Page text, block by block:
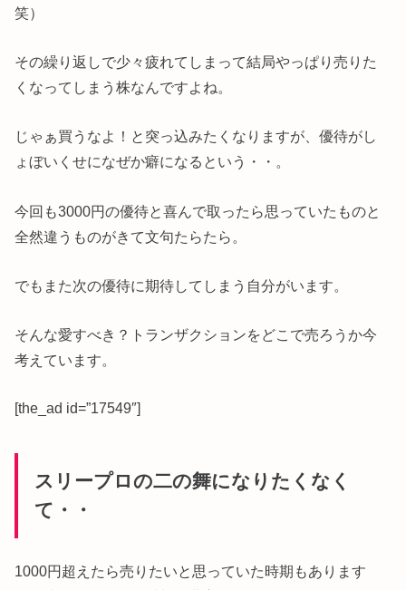
笑）
その繰り返しで少々疲れてしまって結局やっぱり売りた
くなってしまう株なんですよね。
じゃぁ買うなよ！と突っ込みたくなりますが、優待がし
ょぼいくせになぜか癖になるという・・。
今回も3000円の優待と喜んで取ったら思っていたものと
全然違うものがきて文句たらたら。
でもまた次の優待に期待してしまう自分がいます。
そんな愛すべき？トランザクションをどこで売ろうか今
考えています。
[the_ad id=”17549″]
スリープロの二の舞になりたくなく
て・・
1000円超えたら売りたいと思っていた時期もあります